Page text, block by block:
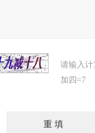
请输入
加四=7